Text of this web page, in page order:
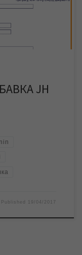
, где можете и
ЈН
Published 19/04/2017